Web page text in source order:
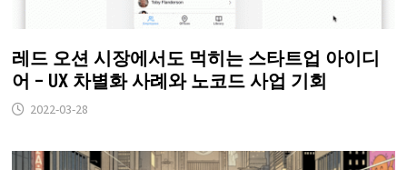
레드 오션 시장에서도 먹히는 스타트업 아이디
어 – UX 차별화 사례와 노코드 사업 기회
2022-03-28